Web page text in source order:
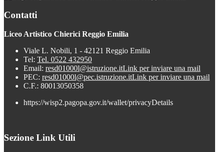
Contatti
Liceo Artistico Chierici Reggio Emilia
Viale L. Nobili, 1 - 42121 Reggio Emilia
Tel: Tel. 0522 432950
Email: resd01000l@istruzione.itLink per inviare una mail
PEC: resd01000l@pec.istruzione.itLink per inviare una mail
C.F.: 80013050358
https://wisp2.pagopa.gov.it/wallet/privacyDetails
Sezione Link Utili